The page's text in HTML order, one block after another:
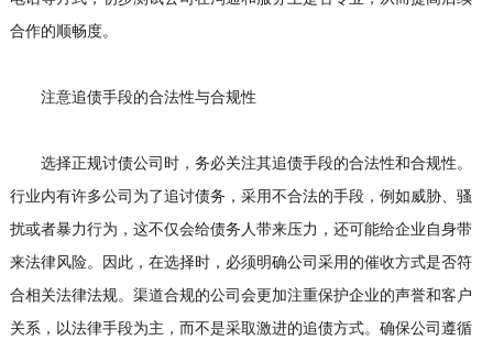
合作的顺畅度。
注意追债手段的合法性与合规性
选择正规讨债公司时，务必关注其追债手段的合法性和合规性。
行业内有许多公司为了追讨债务，采用不合法的手段，例如威胁、骚
扰或者暴力行为，这不仅会给债务人带来压力，还可能给企业自身带
来法律风险。因此，在选择时，必须明确公司采用的催收方式是否符
合相关法律法规。渠道合规的公司会更加注重保护企业的声誉和客户
关系，以法律手段为主，而不是采取激进的追债方式。确保公司遵循